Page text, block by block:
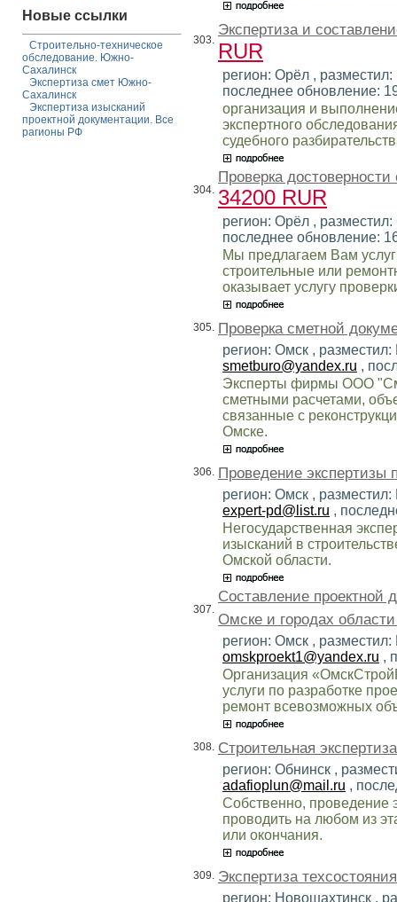
Новые ссылки
Строительно-техническое
обследование. Южно-
Сахалинск
Экспертиза смет Южно-
Сахалинск
Экспертиза изысканий
проектной документации. Все
рагионы РФ
303.
Экспертиза и
RUR
регион: Орёл ,
последнее обновление:
организация и
экспертного
судебного
304.
Проверка
34200 RUR
регион: Орёл ,
последнее обновление:
Мы предлагаем Вам
строительные или
оказывает услугу
305. Проверка сметной
регион: Омск ,
smetburo@yandex.ru ,
Эксперты фирмы ООО
сметными расчетами,
связанные с
Омске.
306. Проведение экспертизы
регион: Омск ,
expert-pd@list.ru ,
Негосударственная
изысканий в
Омской области.
307.
Составление проектной
Омске и городах
регион: Омск ,
omskproekt1@yandex.ru ,
Организация
услуги по разработке
ремонт всевозможных
308. Строительная
регион: Обнинск ,
adafioplun@mail.ru ,
Собственно, проведение
проводить на любом из
или окончания.
309. Экспертиза
регион: Новошахтинск ,